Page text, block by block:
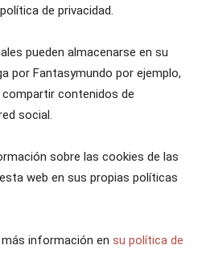
de privacidad.
pueden almacenarse en su
por Fantasymundo por ejemplo,
contenidos de
social.
sobre las cookies de las
web en sus propias políticas
información en su política de